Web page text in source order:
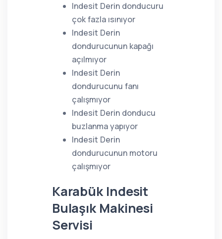
Indesit Derin donducuru
çok fazla ısınıyor
Indesit Derin
dondurucunun kapağı
açılmıyor
Indesit Derin
dondurucunu fanı
çalışmıyor
Indesit Derin donducu
buzlanma yapıyor
Indesit Derin
dondurucunun motoru
çalışmıyor
Karabük Indesit
Bulaşık Makinesi
Servisi